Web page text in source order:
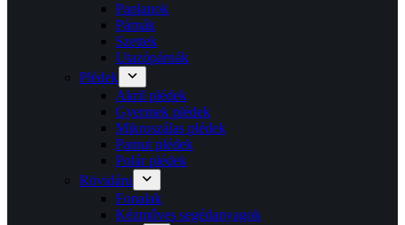
Paplanok
Párnák
Szettek
Utazópárnák
Plédek
Akril plédek
Gyermek plédek
Mikroszálas plédek
Pamut plédek
Polár plédek
Rövidáru
Fonalak
Kézműves segédanyagok